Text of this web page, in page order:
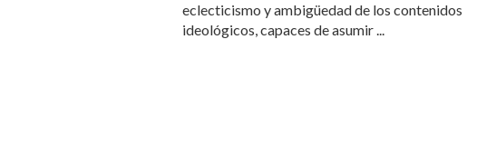
eclecticismo y ambigüedad de los contenidos
ideológicos, capaces de asumir ...